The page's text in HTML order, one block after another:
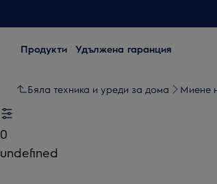
Продукти Удължена гаранция
Бяла техника и уреди за дома Миене
0
undefined